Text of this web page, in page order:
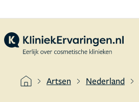
Artsen Nederland